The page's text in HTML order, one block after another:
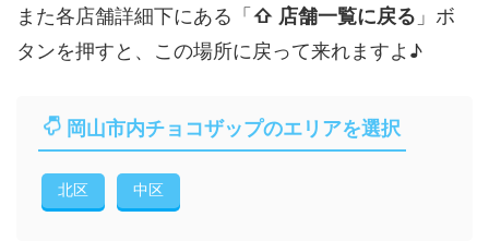
また各店舗詳細下にある「⇧ 店舗一覧に戻る 」ボ
タンを押すと、この場所に戻って来れますよ♪
岡山市内チョコザップのエリアを選択
北区 中区